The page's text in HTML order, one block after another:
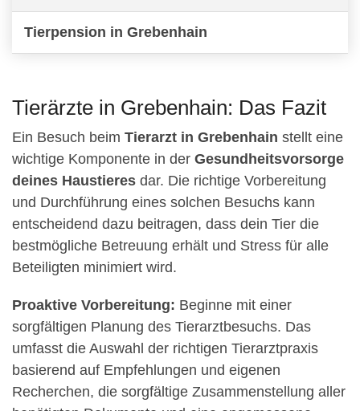
Tierpension in Grebenhain
Tierärzte in Grebenhain: Das Fazit
Ein Besuch beim Tierarzt in Grebenhain stellt eine
wichtige Komponente in der Gesundheitsvorsorge
deines Haustieres dar. Die richtige Vorbereitung
und Durchführung eines solchen Besuchs kann
entscheidend dazu beitragen, dass dein Tier die
bestmögliche Betreuung erhält und Stress für alle
Beteiligten minimiert wird.
Proaktive Vorbereitung: Beginne mit einer
sorgfältigen Planung des Tierarztbesuchs. Das
umfasst die Auswahl der richtigen Tierarztpraxis
basierend auf Empfehlungen und eigenen
Recherchen, die sorgfältige Zusammenstellung aller